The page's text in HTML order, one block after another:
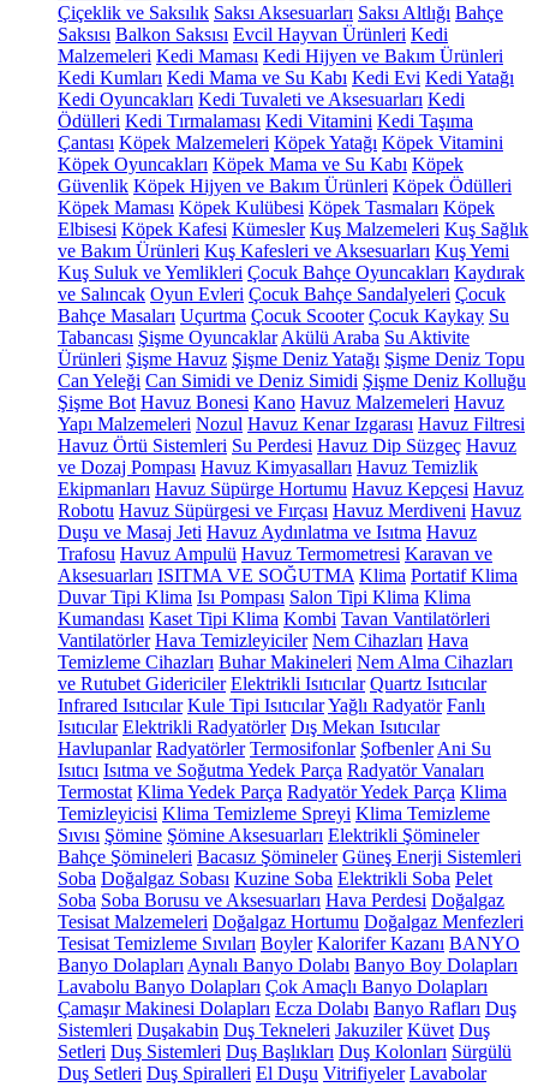
Çiçeklik ve Saksılık Saksı Aksesuarları Saksı Altlığı Bahçe
Saksısı Balkon Saksısı Evcil Hayvan Ürünleri Kedi
Malzemeleri Kedi Maması Kedi Hijyen ve Bakım Ürünleri
Kedi Kumları Kedi Mama ve Su Kabı Kedi Evi Kedi Yatağı
Kedi Oyuncakları Kedi Tuvaleti ve Aksesuarları Kedi
Ödülleri Kedi Tırmalaması Kedi Vitamini Kedi Taşıma
Çantası Köpek Malzemeleri Köpek Yatağı Köpek Vitamini
Köpek Oyuncakları Köpek Mama ve Su Kabı Köpek
Güvenlik Köpek Hijyen ve Bakım Ürünleri Köpek Ödülleri
Köpek Maması Köpek Kulübesi Köpek Tasmaları Köpek
Elbisesi Köpek Kafesi Kümesler Kuş Malzemeleri Kuş Sağlık
ve Bakım Ürünleri Kuş Kafesleri ve Aksesuarları Kuş Yemi
Kuş Suluk ve Yemlikleri Çocuk Bahçe Oyuncakları Kaydırak
ve Salıncak Oyun Evleri Çocuk Bahçe Sandalyeleri Çocuk
Bahçe Masaları Uçurtma Çocuk Scooter Çocuk Kaykay Su
Tabancası Şişme Oyuncaklar Akülü Araba Su Aktivite
Ürünleri Şişme Havuz Şişme Deniz Yatağı Şişme Deniz Topu
Can Yeleği Can Simidi ve Deniz Simidi Şişme Deniz Kolluğu
Şişme Bot Havuz Bonesi Kano Havuz Malzemeleri Havuz
Yapı Malzemeleri Nozul Havuz Kenar Izgarası Havuz Filtresi
Havuz Örtü Sistemleri Su Perdesi Havuz Dip Süzgeç Havuz
ve Dozaj Pompası Havuz Kimyasalları Havuz Temizlik
Ekipmanları Havuz Süpürge Hortumu Havuz Kepçesi Havuz
Robotu Havuz Süpürgesi ve Fırçası Havuz Merdiveni Havuz
Duşu ve Masaj Jeti Havuz Aydınlatma ve Isıtma Havuz
Trafosu Havuz Ampulü Havuz Termometresi Karavan ve
Aksesuarları ISITMA VE SOĞUTMA Klima Portatif Klima
Duvar Tipi Klima Isı Pompası Salon Tipi Klima Klima
Kumandası Kaset Tipi Klima Kombi Tavan Vantilatörleri
Vantilatörler Hava Temizleyiciler Nem Cihazları Hava
Temizleme Cihazları Buhar Makineleri Nem Alma Cihazları
ve Rutubet Gidericiler Elektrikli Isıtıcılar Quartz Isıtıcılar
Infrared Isıtıcılar Kule Tipi IsıtıcılarYağlı Radyatör Fanlı
Isıtıcılar Elektrikli Radyatörler Dış Mekan Isıtıcılar
Havlupanlar Radyatörler Termosifonlar Şofbenler Ani Su
Isıtıcı Isıtma ve Soğutma Yedek Parça Radyatör Vanaları
Termostat Klima Yedek Parça Radyatör Yedek Parça Klima
Temizleyicisi Klima Temizleme Spreyi Klima Temizleme
Sıvısı Şömine Şömine Aksesuarları Elektrikli Şömineler
Bahçe Şömineleri Bacasız Şömineler Güneş Enerji Sistemleri
Soba Doğalgaz Sobası Kuzine Soba Elektrikli Soba Pelet
Soba Soba Borusu ve Aksesuarları Hava Perdesi Doğalgaz
Tesisat Malzemeleri Doğalgaz Hortumu Doğalgaz Menfezleri
Tesisat Temizleme Sıvıları Boyler Kalorifer Kazanı BANYO
Banyo Dolapları Aynalı Banyo Dolabı Banyo Boy Dolapları
Lavabolu Banyo Dolapları Çok Amaçlı Banyo Dolapları
Çamaşır Makinesi Dolapları Ecza Dolabı Banyo Rafları Duş
Sistemleri Duşakabin Duş Tekneleri Jakuziler Küvet Duş
Setleri Duş Sistemleri Duş Başlıkları Duş Kolonları Sürgülü
Duş Setleri Duş Spiralleri El Duşu Vitrifiyeler Lavabolar